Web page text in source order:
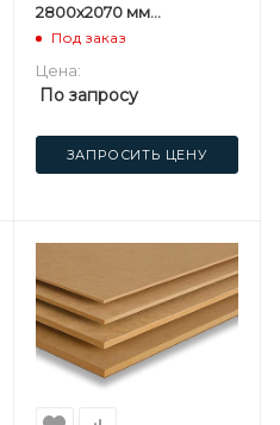
2800х2070 мм
Мостовдрев F
Под заказ
Цена:
По запросу
ЗАПРОСИТЬ ЦЕНУ